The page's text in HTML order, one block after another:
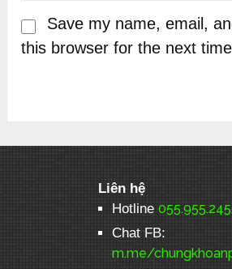
Save my name, email,
this browser for the next
Liên hệ
Hotline
Chat FB:
m.me/